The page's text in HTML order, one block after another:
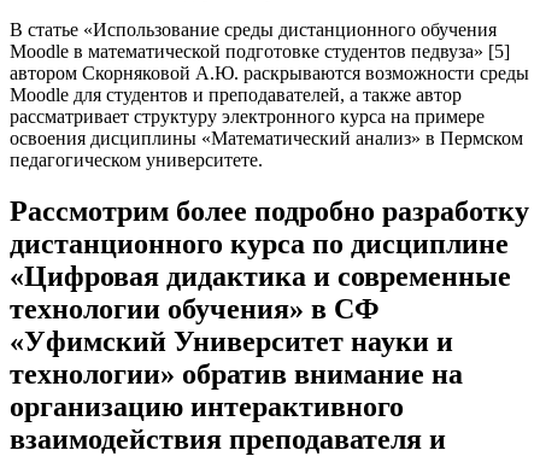
В статье «Использование среды дистанционного обучения
Moodle в математической подготовке студентов педвуза» [5]
автором Скорняковой А.Ю. раскрываются возможности среды
Moodle для студентов и преподавателей, а также автор
рассматривает структуру электронного курса на примере
освоения дисциплины «Математический анализ» в Пермском
педагогическом университете.
Рассмотрим более подробно разработку
дистанционного курса по дисциплине
«Цифровая дидактика и современные
технологии обучения» в СФ
«Уфимский Университет науки и
технологии» обратив внимание на
организацию интерактивного
взаимодействия преподавателя и